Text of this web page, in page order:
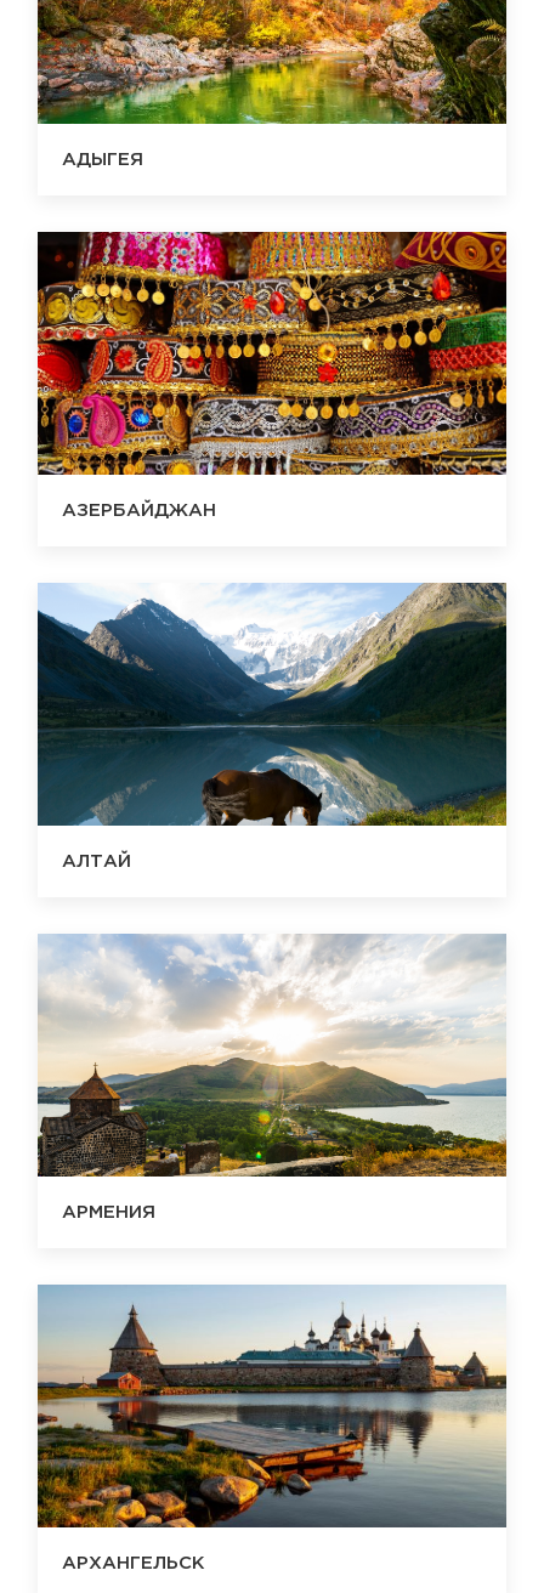
АДЫГЕЯ
АЗЕРБАЙДЖАН
АЛТАЙ
АРМЕНИЯ
АРХАНГЕЛЬСК